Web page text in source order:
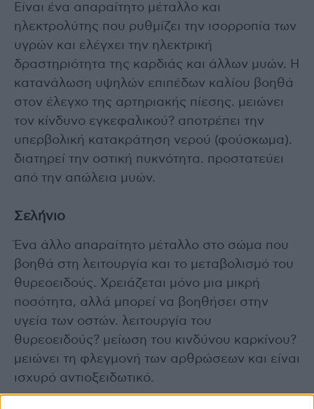
Είναι ένα απαραίτητο μέταλλο και
ηλεκτρολύτης που ρυθμίζει την ισορροπία των
υγρών και ελέγχει την ηλεκτρική
δραστηριότητα της καρδιάς και άλλων μυών. Η
κατανάλωση υψηλών επιπέδων καλίου βοηθά
στον έλεγχο της αρτηριακής πίεσης. μειώνει
τον κίνδυνο εγκεφαλικού? αποτρέπει την
υπερβολική κατακράτηση νερού (φούσκωμα).
διατηρεί την οστική πυκνότητα. προστατεύει
από την απώλεια μυών.
Σελήνιο
Ένα άλλο απαραίτητο μέταλλο στο σώμα που
βοηθά στη λειτουργία και το μεταβολισμό του
θυρεοειδούς. Χρειάζεται μόνο μια μικρή
ποσότητα, αλλά μπορεί να βοηθήσει στην
υγεία των οστών. λειτουργία του
θυρεοειδούς? μείωση του κινδύνου καρκίνου?
μειώνει τη φλεγμονή των αρθρώσεων και είναι
ισχυρό αντιοξειδωτικό.